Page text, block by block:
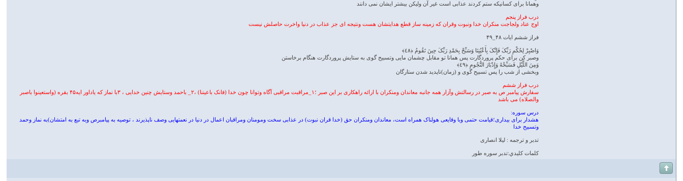
وهمانا برای کسانیکه ستم کردند عذابی است غیر آن ولیکن بیشتر ایشان نمی دانند
درب فراز پنجم
اوج عناد ولجاجت منکران خدا ونبوت وقران که زمینه ساز قطع هدایتشان هست ونتیجه ای جز عذاب در دنیا واخرت حاصلش نیست
فراز ششم ایات ۴۸_۴۹
وَاصْبِرْ لِحُکْمِ رَبِّکَ فَإِنَّکَ بِأَعْیُنِنَا وَسَبِّحْ بِحَمْدِ رَبِّکَ حِینَ تَقُومُ ﴿٤٨﴾
وصبر کن برای حکم پروردگارت پس همانا تو مقابل چشمان مایی وتسبیح گوی به ستایش پروردگارت هنگام برخاستن
وَمِنَ اللَّیْلِ فَسَبِّحْهُ وَإِدْبَارَ النُّجُومِ ﴿٤٩﴾
وبخشی از شب را پس تسبیح گوی و (زمان)ناپدید شدن ستارگان
درب فراز ششم
سفارش پیامبر ص به صبر در رسالتش وآزار همه جانبه معاندان ومنکران با ارائه راهکاری بر این صبر ؛۱_مراقبت مراقبی آگاه وتوانا چون خدا (فانک باعیننا) ،۲_ باحمد وستایش چنین خدایی ، ۳با نماز که یاداور ایه۴۵ بقره (واستعینوا باصبر
والصلاه) می باشد
درس سوره:
هشدار برای بیداری؛قیامت حتمی وبا وقایعی هولناک همراه است، معاندان ومنکران حق (خدا قران نبوت) در عذابی سخت ومومنان ومراقبان اعمال در دنیا در نعمتهایی وصف ناپذیرند ، توصیه به پیامبرص وبه تبع به امتشان)به نماز وحمد
وتسبیح خدا
تدبر و ترجمه : لیلا انصاری
كلمات كليدي:تدبر سوره طور